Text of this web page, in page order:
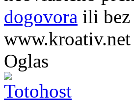
dogovora ili bez
Oglas